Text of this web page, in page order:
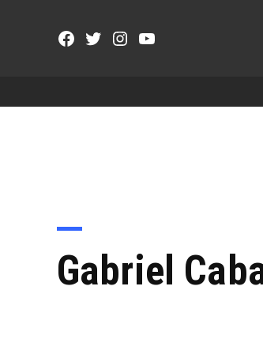
Facebook
TwitterInstagram
YouTube
Gabriel